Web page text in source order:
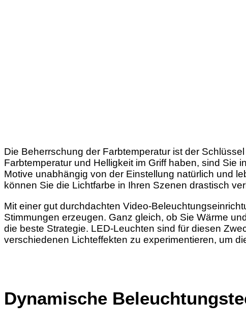
Die Beherrschung der Farbtemperatur ist der
Farbtemperatur und Helligkeit im Griff haben, sind Sie
Motive unabhängig von der Einstellung natürlich und
können Sie die Lichtfarbe in Ihren Szenen drastisch
Mit einer gut durchdachten Video-
Stimmungen erzeugen. Ganz gleich, ob Sie Wärme
die beste Strategie. LED-Leuchten sind für diesen
verschiedenen Lichteffekten zu experimentieren, um
Dynamische